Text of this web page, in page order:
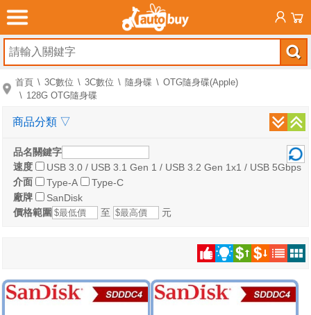
首頁 3C數位 3C數位 隨身碟
OTG隨身碟(Apple)
128G OTG隨身碟
品名關鍵字
速度
USB 3.0 / USB 3.1 Gen 1 / USB 3.2 Gen 1x1 / USB 5Gbps
介面
Type-A
Type-C
廠牌
SanDisk
價格範圍
至 元
商品分類 ▽